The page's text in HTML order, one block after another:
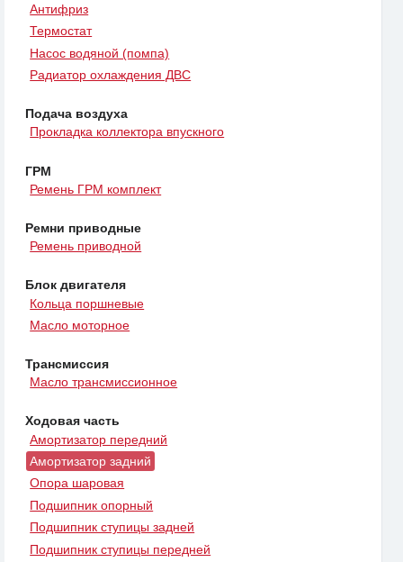
Антифриз
Термостат
Насос водяной (помпа)
Радиатор охлаждения ДВС
Подача воздуха
Прокладка коллектора впускного
ГРМ
Ремень ГРМ комплект
Ремни приводные
Ремень приводной
Блок двигателя
Кольца поршневые
Масло моторное
Трансмиссия
Масло трансмиссионное
Ходовая часть
Амортизатор передний
Амортизатор задний
Опора шаровая
Подшипник опорный
Подшипник ступицы задней
Подшипник ступицы передней